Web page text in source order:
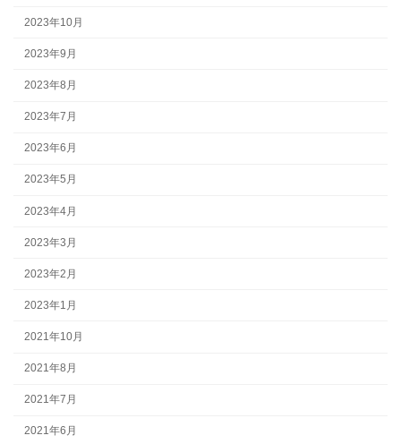
2023年10月
2023年9月
2023年8月
2023年7月
2023年6月
2023年5月
2023年4月
2023年3月
2023年2月
2023年1月
2021年10月
2021年8月
2021年7月
2021年6月